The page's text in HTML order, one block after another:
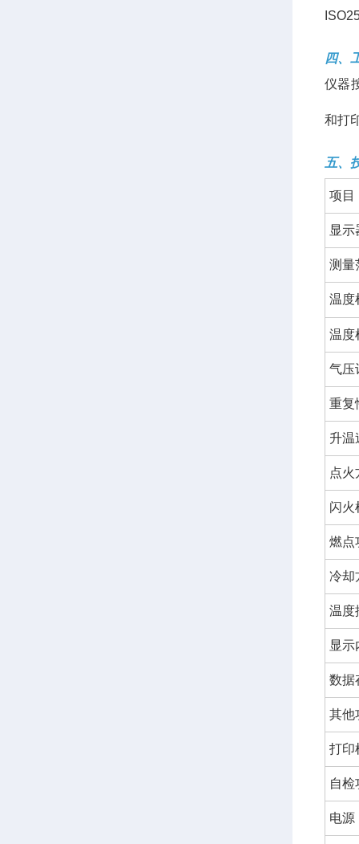
四、
仪器
和打
五、
项目
显示
测量
温度
温度
气压
重复
升温
点火
闪火
燃点
冷却
温度
显示
数据
其他
打印
自检
电源